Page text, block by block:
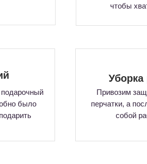
чтобы
было
Уборка
Привозим
перчатки, а
собой